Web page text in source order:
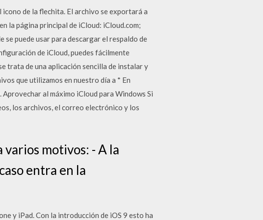
de la flechita. El archivo se exportará a
la página principal de iCloud: iCloud.com;
se puede usar para descargar el respaldo de
de iCloud, puedes fácilmente
trata de una aplicación sencilla de instalar y
que utilizamos en nuestro día a * En
al máximo iCloud para Windows Si
los archivos, el correo electrónico y los
motivos: - A la
entra en la
y iPad. Con la introducción de iOS 9 esto ha